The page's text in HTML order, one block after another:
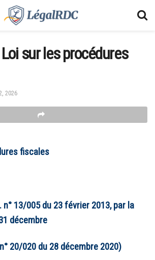
sur les procédures
2026
fiscales
n° 13/005 du 23 février 2013, par la
décembre
20/020 du 28 décembre 2020)